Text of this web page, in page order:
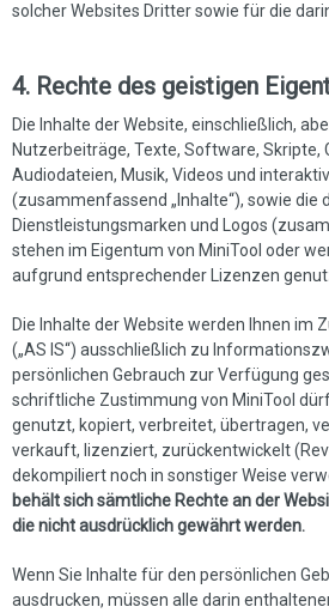
solcher Websites Dritter sowie für die
4. Rechte des geistigen
Die Inhalte der Website, einschließlich,
Nutzerbeiträge, Texte, Software, Skripte,
Audiodateien, Musik, Videos und
(zusammenfassend „Inhalte“), sowie die
Dienstleistungsmarken und Logos
stehen im Eigentum von MiniTool oder
aufgrund entsprechender Lizenzen
Die Inhalte der Website werden Ihnen im
(„AS IS“) ausschließlich zu
persönlichen Gebrauch zur Verfügung
schriftliche Zustimmung von MiniTool
genutzt, kopiert, verbreitet, übertragen,
verkauft, lizenziert, zurückentwickelt
dekompiliert noch in sonstiger Weise
behält sich sämtliche Rechte an der
die nicht ausdrücklich gewährt werden.
Wenn Sie Inhalte für den persönlichen
ausdrucken, müssen alle darin